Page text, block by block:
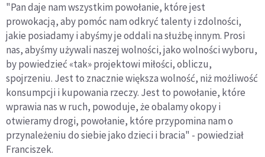
"Pan daje nam wszystkim powołanie, które jest
prowokacją, aby pomóc nam odkryć talenty i zdolności,
jakie posiadamy i abyśmy je oddali na służbę innym. Prosi
nas, abyśmy używali naszej wolności, jako wolności wyboru,
by powiedzieć «tak» projektowi miłości, obliczu,
spojrzeniu. Jest to znacznie większa wolność, niż możliwość
konsumpcji i kupowania rzeczy. Jest to powołanie, które
wprawia nas w ruch, powoduje, że obalamy okopy i
otwieramy drogi, powołanie, które przypomina nam o
przynależeniu do siebie jako dzieci i bracia" - powiedział
Franciszek.